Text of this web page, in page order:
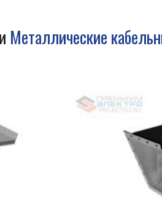
Металлические